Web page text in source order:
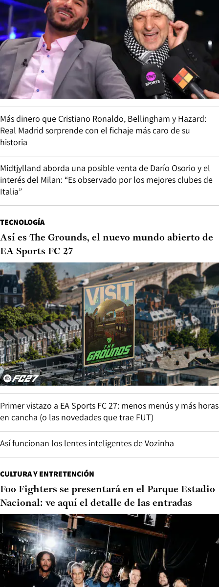
Más dinero que Cristiano Ronaldo, Bellingham y Hazard:
Real Madrid sorprende con el fichaje más caro de su
historia
Midtjylland aborda una posible venta de Darío Osorio y el
interés del Milan: “Es observado por los mejores clubes de
Italia”
TECNOLOGÍA
Así es The Grounds, el nuevo mundo abierto de
EA Sports FC 27
Primer vistazo a EA Sports FC 27: menos menús y más horas
en cancha (o las novedades que trae FUT)
Así funcionan los lentes inteligentes de Vozinha
CULTURA Y ENTRETENCIÓN
Foo Fighters se presentará en el Parque Estadio
Nacional: ve aquí el detalle de las entradas